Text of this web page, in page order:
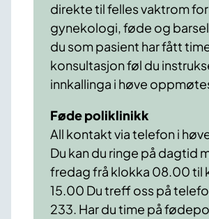
direkte til felles vaktrom for
gynekologi, føde og
du som pasient har fått
konsultasjon føl du
innkallinga i høve
Føde poliklinikk
All kontakt via telefon i
Du kan du ringe på dagtid
fredag frå klokka 08.00 til
15.00 Du treff oss på
233. Har du time på